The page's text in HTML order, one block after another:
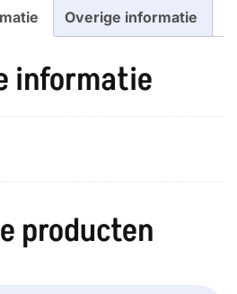
Overige informatie
informatie
producten